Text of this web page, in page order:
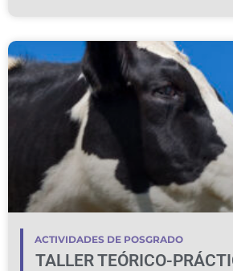
ACTIVIDADES DE POSGRADO
TALLER TEÓRICO-